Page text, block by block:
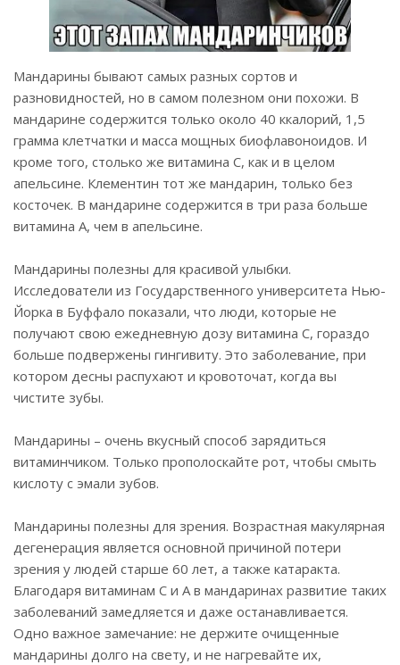
Мандарины бывают самых разных сортов и
разновидностей, но в самом полезном они похожи. В
мандарине содержится только около 40 ккалорий, 1,5
грамма клетчатки и масса мощных биофлавоноидов. И
кроме того, столько же витамина С, как и в целом
апельсине. Клементин тот же мандарин, только без
косточек. В мандарине содержится в три раза больше
витамина А, чем в апельсине.
Мандарины полезны для красивой улыбки.
Исследователи из Государственного университета Нью-
Йорка в Буффало показали, что люди, которые не
получают свою ежедневную дозу витамина С, гораздо
больше подвержены гингивиту. Это заболевание, при
котором десны распухают и кровоточат, когда вы
чистите зубы.
Мандарины – очень вкусный способ зарядиться
витаминчиком. Только прополоскайте рот, чтобы смыть
кислоту с эмали зубов.
Мандарины полезны для зрения. Возрастная макулярная
дегенерация является основной причиной потери
зрения у людей старше 60 лет, а также катаракта.
Благодаря витаминам С и А в мандаринах развитие таких
заболеваний замедляется и даже останавливается.
Одно важное замечание: не держите очищенные
мандарины долго на свету, и не нагревайте их,